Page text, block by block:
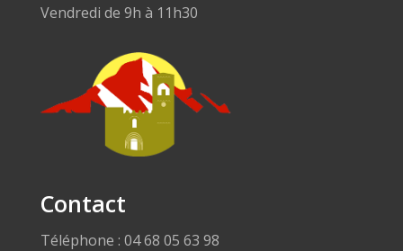
Vendredi de 9h à 11h30
Contact
Téléphone : 04 68 05 63 98